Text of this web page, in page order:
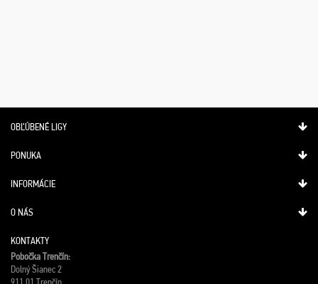
OBĽÚBENÉ LIGY
PONUKA
INFORMÁCIE
O NÁS
KONTAKTY
Pobočka Trenčín:
Dolný Šianec 2